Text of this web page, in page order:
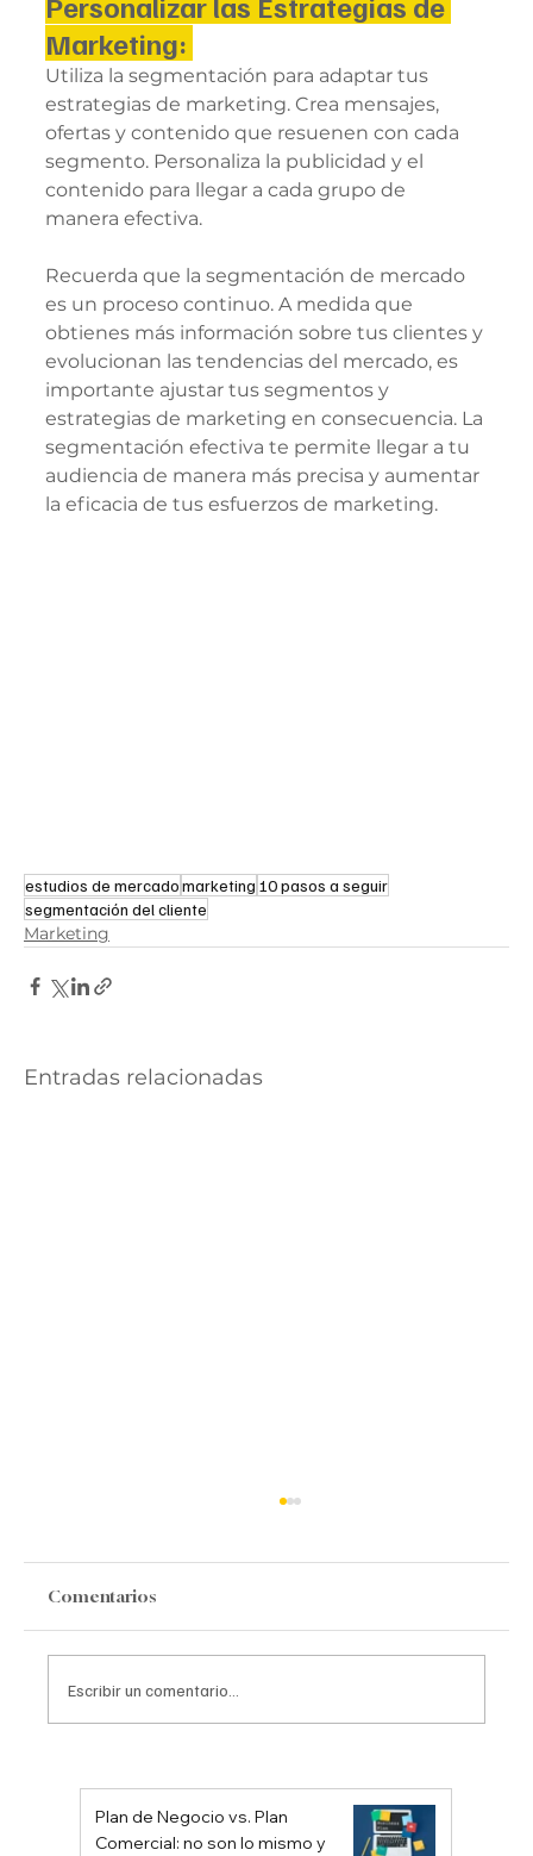
Marketing:
Utiliza la segmentación para adaptar tus
estrategias de marketing. Crea mensajes,
ofertas y contenido que resuenen con cada
segmento. Personaliza la publicidad y el
contenido para llegar a cada grupo de
manera efectiva.
Recuerda que la segmentación de mercado
es un proceso continuo. A medida que
obtienes más información sobre tus clientes y
evolucionan las tendencias del mercado, es
importante ajustar tus segmentos y
estrategias de marketing en consecuencia. La
segmentación efectiva te permite llegar a tu
audiencia de manera más precisa y aumentar
la eficacia de tus esfuerzos de marketing.
estudios de mercadomarketing 10 pasos a seguir
segmentación del cliente
Marketing
Entradas relacionadas
Comentarios
Escribir un comentario...
Plan de Negocio vs. Plan
Comercial: no son lo mismo y